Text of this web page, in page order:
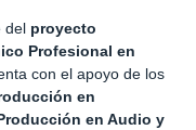
del proyecto
Profesional en
con el apoyo de los
en
en Audio y